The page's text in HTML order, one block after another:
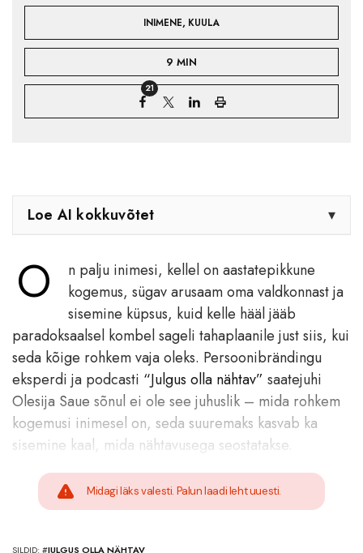
INIMENE, KUULA
9 MIN
21
Loe AI kokkuvõtet ▾
O
n palju inimesi, kellel on aastatepikkune
kogemus, sügav arusaam oma valdkonnast ja
sisemine küpsus, kuid kelle hääl jääb
paradoksaalsel kombel sageli tahaplaanile just siis, kui
seda kõige rohkem vaja oleks. Persoonibrändingu
eksperdi ja podcasti “Julgus olla nähtav” saatejuhi
Olesija Saue sõnul ei ole see juhuslik – mida rohkem
kogemusi inimesel on, seda suuremaks kasvab ka
sisemine kaal, mida nähtavusega seostatakse.
Midagi läks valesti. Palun laadi leht uuesti.
SILDID: #JULGUS OLLA NÄHTAV